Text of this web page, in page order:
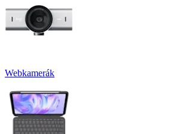
Webkamerák